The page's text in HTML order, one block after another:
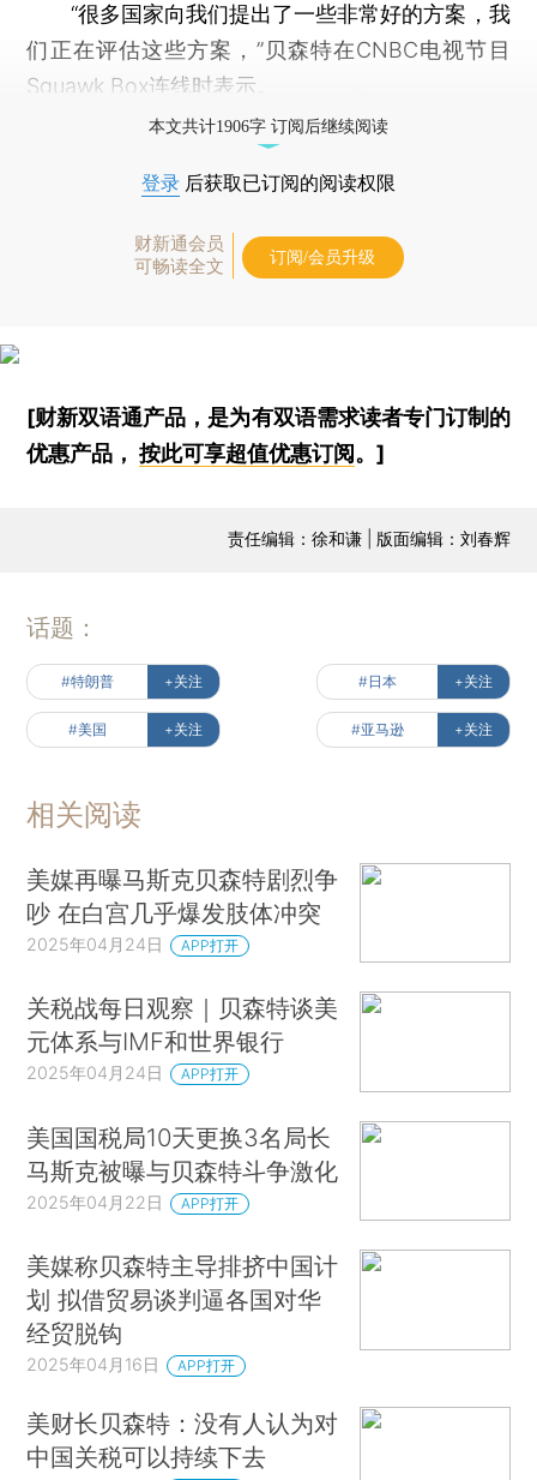
“很多国家向我们提出了一些非常好的方案，我
们正在评估这些方案，”贝森特在CNBC电视节目
Squawk Box连线时表示。
本文共计1906字 订阅后继续阅读
登录 后获取已订阅的阅读权限
财新通会员
可畅读全文
订阅/会员升级
[财新双语通产品，是为有双语需求读者专门订制的
优惠产品，按此可享超值优惠订阅 。]
责任编辑：徐和谦 | 版面编辑：刘春辉
话题：
#特朗普 +关注 #日本 +关注
#美国 +关注 #亚马逊 +关注
相关阅读
美媒再曝马斯克贝森特剧烈争
吵 在白宫几乎爆发肢体冲突
2025年04月24日 APP打开
关税战每日观察｜贝森特谈美
元体系与IMF和世界银行
2025年04月24日 APP打开
美国国税局10天更换3名局长
马斯克被曝与贝森特斗争激化
2025年04月22日 APP打开
美媒称贝森特主导排挤中国计
划 拟借贸易谈判逼各国对华
经贸脱钩
2025年04月16日 APP打开
美财长贝森特：没有人认为对
中国关税可以持续下去